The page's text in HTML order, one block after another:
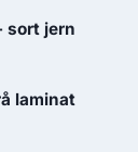
sort jern
laminat